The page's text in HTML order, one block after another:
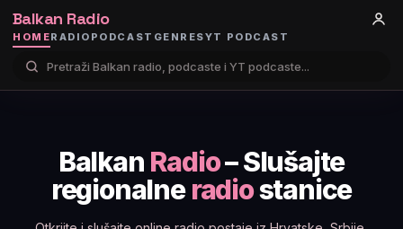
Balkan Radio
HOMERADIO PODCAST GENRESYT PODCAST
Balkan Radio– Slušajte
regionalneradiostanice